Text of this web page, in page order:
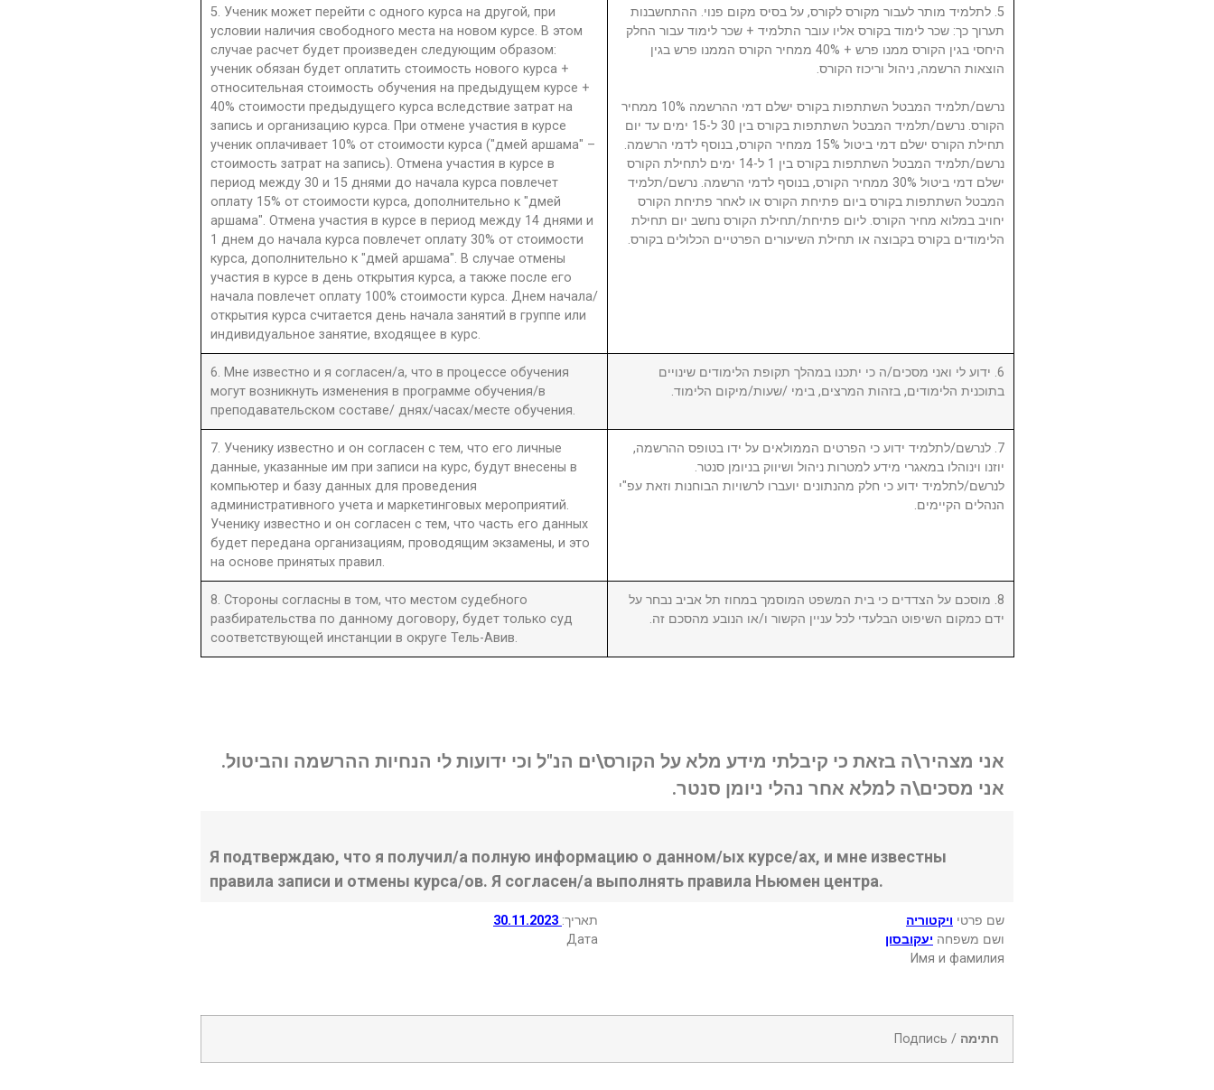
5. Ученик может перейти с одного курса на другой, при
условии наличия свободного места на новом курсе. В этом
случае расчет будет произведен следующим образом:
ученик обязан будет оплатить стоимость нового курса +
относительная стоимость обучения на предыдущем курсе +
40% стоимости предыдущего курса вследствие затрат на
запись и организацию курса. При отмене участия в курсе
ученик оплачивает 10% от стоимости курса ("дмей аршама" –
стоимость затрат на запись). Отмена участия в курсе в
период между 30 и 15 днями до начала курса повлечет
оплату 15% от стоимости курса, дополнительно к "дмей
аршама". Отмена участия в курсе в период между 14 днями и
1 днем до начала курса повлечет оплату 30% от стоимости
курса, дополнительно к "дмей аршама". В случае отмены
участия в курсе в день открытия курса, а также после его
начала повлечет оплату 100% стоимости курса. Днем начала/
открытия курса считается день начала занятий в группе или
индивидуальное занятие, входящее в курс.
5. לתלמיד מותר לעבור מקורס לקורס, על בסיס מקום פנוי. ההתחשבנות
תערוך כך: שכר לימוד בקורס אליו עובר התלמיד + שכר לימוד עבור החלק
היחסי בגין הקורס ממנו פרש + 40% ממחיר הקורס הממנו פרש בגין
הוצאות הרשמה, ניהול וריכוז הקורס.
נרשם/תלמיד המבטל השתתפות בקורס ישלם דמי ההרשמה 10% ממחיר
הקורס. נרשם/תלמיד המבטל השתתפות בקורס בין 30 ל-15 ימים עד יום
תחילת הקורס ישלם דמי ביטול 15% ממחיר הקורס, בנוסף לדמי הרשמה.
נרשם/תלמיד המבטל השתתפות בקורס בין 1 ל-14 ימים לתחילת הקורס
ישלם דמי ביטול 30% ממחיר הקורס, בנוסף לדמי הרשמה. נרשם/תלמיד
המבטל השתתפות בקורס ביום פתיחת הקורס או לאחר פתיחת הקורס
יחויב במלוא מחיר הקורס. ליום פתיחת/תחילת הקורס נחשב יום תחילת
הלימודים בקורס בקבוצה או תחילת השיעורים הפרטיים הכלולים בקורס.
6. Мне известно и я согласен/а, что в процессе обучения
могут возникнуть изменения в программе обучения/в
преподавательском составе/ днях/часах/месте обучения.
6. ידוע לי ואני מסכים/ה כי יתכנו במהלך תקופת הלימודים שינויים
בתוכנית הלימודים, בזהות המרצים, בימי /שעות/מיקום הלימוד.
7. Ученику известно и он согласен с тем, что его личные
данные, указанные им при записи на курс, будут внесены в
компьютер и базу данных для проведения
административного учета и маркетинговых мероприятий.
Ученику известно и он согласен с тем, что часть его данных
будет передана организациям, проводящим экзамены, и это
на основе принятых правил.
7. לנרשם/לתלמיד ידוע כי הפרטים הממולאים על ידו בטופס ההרשמה,
יוזנו וינוהלו במאגרי מידע למטרות ניהול ושיווק בניומן סנטר.
לנרשם/לתלמיד ידוע כי חלק מהנתונים יועברו לרשויות הבוחנות וזאת עפ"י
הנהלים הקיימים.
8. Стороны согласны в том, что местом судебного
разбирательства по данному договору, будет только суд
соответствующей инстанции в округе Тель-Авив.
8. מוסכם על הצדדים כי בית המשפט המוסמך במחוז תל אביב נבחר על
ידם כמקום השיפוט הבלעדי לכל עניין הקשור ו/או הנובע מהסכם זה.
אני מצהיר\ה בזאת כי קיבלתי מידע מלא על הקורס\ים הנ"ל וכי ידועות לי הנחיות ההרשמה והביטול.
אני מסכים\ה למלא אחר נהלי ניומן סנטר.
Я подтверждаю, что я получил/а полную информацию о данном/ых курсе/ах, и мне известны
правила записи и отмены курса/ов. Я согласен/а выполнять правила Ньюмен центра.
30.11.2023 :תאריך
Дата
שם פרטי ויקטוריה
ושם משפחה יעקובסון
Имя и фамилия
Подпись / חתימה